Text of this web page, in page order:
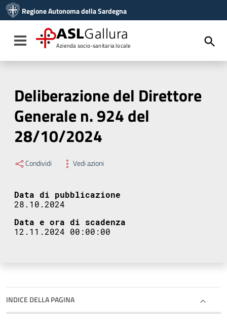
Vai al menu di navigazione
Vai al footer
Regione Autonoma della Sardegna
Toggle navigation
ASLGallura
Azienda socio-sanitaria locale
Deliberazione del Direttore
Generale n. 924 del
28/10/2024
Condividi Vedi azioni
Data di pubblicazione
28.10.2024
Data e ora di scadenza
12.11.2024 00:00:00
INDICE DELLA PAGINA